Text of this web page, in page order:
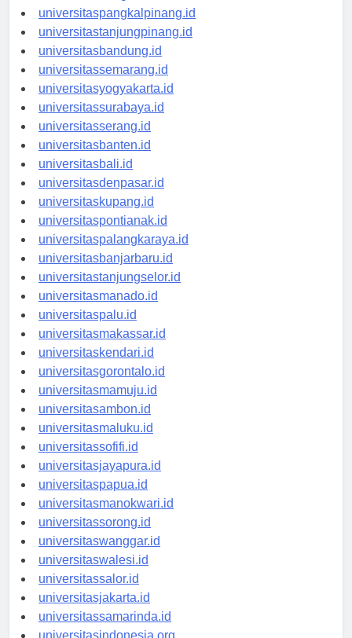
universitasbengkulu.id
universitaspangkalpinang.id
universitastanjungpinang.id
universitasbandung.id
universitassemarang.id
universitasyogyakarta.id
universitassurabaya.id
universitasserang.id
universitasbanten.id
universitasbali.id
universitasdenpasar.id
universitaskupang.id
universitaspontianak.id
universitaspalangkaraya.id
universitasbanjarbaru.id
universitastanjungselor.id
universitasmanado.id
universitaspalu.id
universitasmakassar.id
universitaskendari.id
universitasgorontalo.id
universitasmamuju.id
universitasambon.id
universitasmaluku.id
universitassofifi.id
universitasjayapura.id
universitaspapua.id
universitasmanokwari.id
universitassorong.id
universitaswanggar.id
universitaswalesi.id
universitassalor.id
universitasjakarta.id
universitassamarinda.id